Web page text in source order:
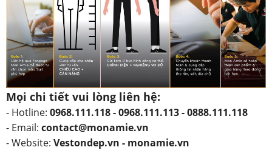
Mọi chi tiết vui lòng liên hệ:
- Hotline: 0968.111.118 - 0968.111.113 - 0888.111.118
- Email: contact@monamie.vn
- Website: Vestondep.vn - monamie.vn